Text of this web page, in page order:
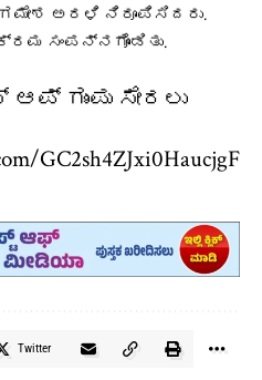
ಅರಳಿ ನಿರೂಪಿಸಿದರು.
ಸಂಪನ್ನಗೊಂಡಿತು.
ಗುಂಪು ಸೇರಲು
GC2sh4ZJxi0HaucjgF
Twitter